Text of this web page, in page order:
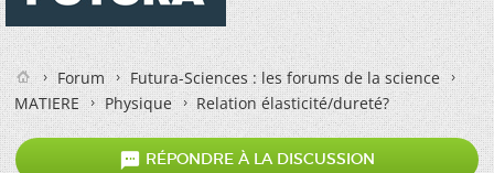
Forum
Futura-Sciences : les forums de la science
MATIERE
Physique Relation élasticité/dureté?
 RÉPONDRE À LA DISCUSSION